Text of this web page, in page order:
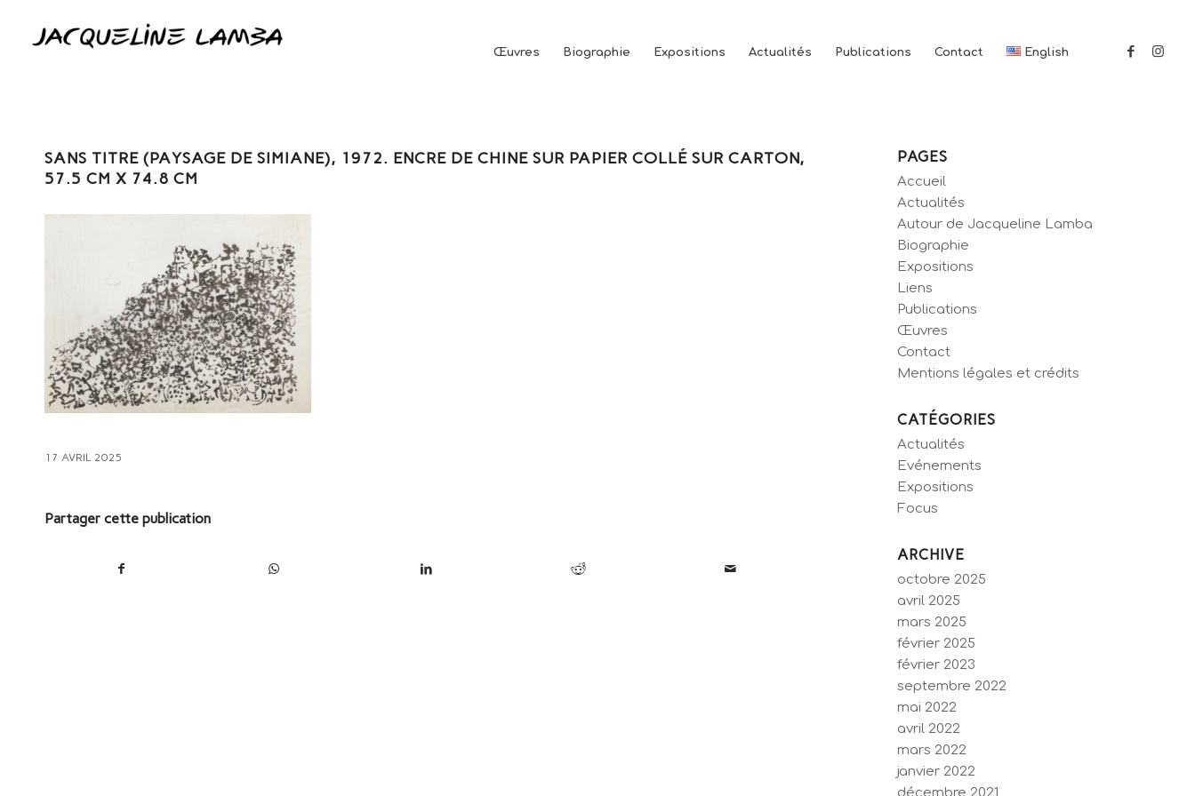
Œuvres Biographie Expositions Actualités Publications Contact English
SANS TITRE (PAYSAGE DE SIMIANE), 1972. ENCRE DE CHINE SUR PAPIER COLLÉ SUR CARTON,
57.5 CM X 74.8 CM
17 AVRIL 2025
Partager cette publication
PAGES
Accueil
Actualités
Autour de Jacqueline Lamba
Biographie
Expositions
Liens
Publications
Œuvres
Contact
Mentions légales et crédits
CATÉGORIES
Actualités
Evénements
Expositions
Focus
ARCHIVE
octobre 2025
avril 2025
mars 2025
février 2025
février 2023
septembre 2022
mai 2022
avril 2022
mars 2022
janvier 2022
décembre 2021